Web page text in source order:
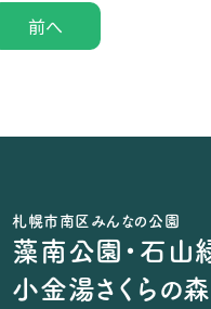
前へ
札幌市南区みんなの公園
藻南公園・石山
小金湯さくらの森